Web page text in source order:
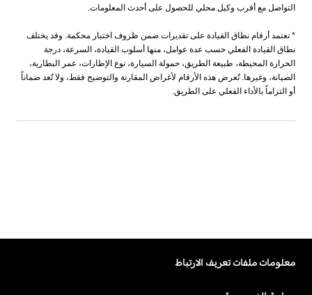
التواصل مع أقرب وكيل محلي للحصول على أحدث المعلومات.
* تعتمد أرقام نطاق القيادة على تقديرات ضمن ظروف اختبار محكمة. وقد يختلف
نطاق القيادة الفعلي حسب عدة عوامل، منها أسلوب القيادة، السرعة، درجة
الحرارة المحيطة، طبيعة الطريق، حمولة السيارة، نوع الإطارات، عمر البطارية،
الصيانة، وغيرها. تُعرض هذه الأرقام لأغراض المقارنة والتوضيح فقط، ولا تُعد ضماناً
أو التزاماً بالأداء الفعلي على الطريق.
معلومات ملفات تعريف الارتباط